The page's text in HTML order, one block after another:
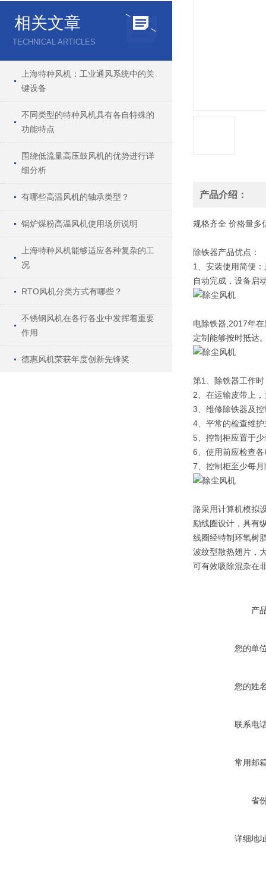
相关文章
TECHNICAL ARTICLES
上海特种风机：工业通风系统中的关
键设备
不同类型的特种风机具有各自特殊的
功能特点
围绕低流量高压鼓风机的优势进行详
细分析
有哪些高温风机的轴承类型？
锅炉煤粉高温风机使用场所说明
上海特种风机能够适应各种复杂的工
况
RTO风机分类方式有哪些？
不锈钢风机在各行各业中发挥着重要
作用
德惠风机荣获年度创新先锋奖
产品介绍：
规格齐全 价格量多
除铁器产品优点：
1、安装使用简便
自动完成，设备启
电除铁器,2017年
定制能够按时抵达
第1、除铁器工作
2、在运输皮带上
3、维修除铁器及
4、平常的检查维
5、控制柜应置于
6、使用前应检查
7、控制柜至少每
路采用计算机模拟
励线圈设计，具有
线圈经特制环氧树
波纹型散热翅片，
可有效吸除混杂在
产
您的单
您的姓
联系电
常用邮
省
详细地